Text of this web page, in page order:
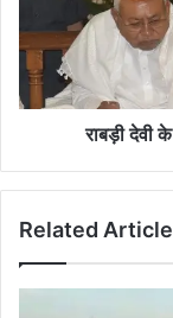
इफ्तार
में
शामिल
हुए
राबड़ी देवी
Related